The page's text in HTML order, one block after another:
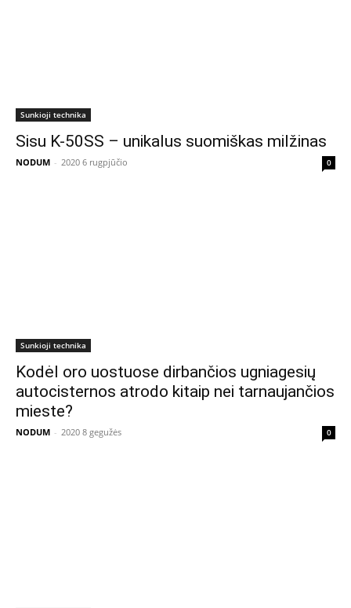
Sunkioji technika
Sisu K-50SS – unikalus suomiškas milžinas
NODUM - 2020 6 rugpjūčio 0
Sunkioji technika
Kodėl oro uostuose dirbančios ugniagesių
autocisternos atrodo kitaip nei tarnaujančios
mieste?
NODUM - 2020 8 gegužės 0